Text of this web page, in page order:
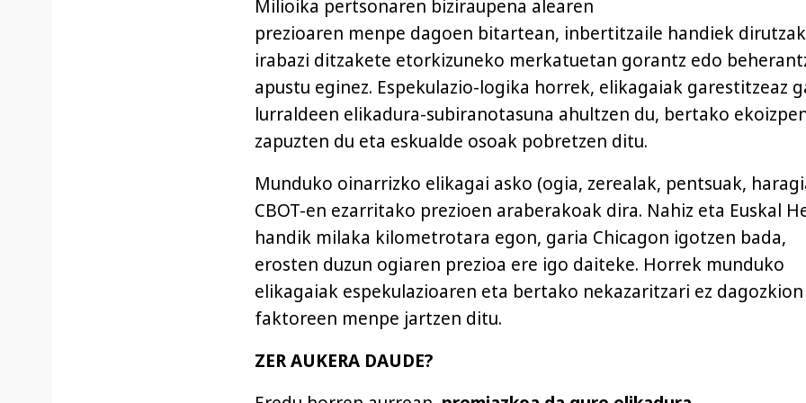
Milioika pertsonaren biziraupena alearen
prezioaren menpe dagoen bitartean, inbertitzaile handiek dirutzak
irabazi ditzakete etorkizuneko merkatuetan gorantz edo
apustu eginez. Espekulazio-logika horrek, elikagaiak garestitzeaz
lurraldeen elikadura-subiranotasuna ahultzen du, bertako
zapuzten du eta eskualde osoak pobretzen ditu.
Munduko oinarrizko elikagai asko (ogia, zerealak, pentsuak,
CBOT-en ezarritako prezioen araberakoak dira. Nahiz eta Euskal
handik milaka kilometrotara egon, garia Chicagon igotzen bada,
erosten duzun ogiaren prezioa ere igo daiteke. Horrek munduko
elikagaiak espekulazioaren eta bertako nekazaritzari ez dagozkion
faktoreen menpe jartzen ditu.
ZER AUKERA DAUDE?